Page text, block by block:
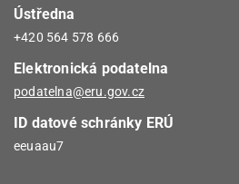
Ústředna
+420 564 578 666
Elektronická podatelna
podatelna@eru.gov.cz
ID datové schránky ERÚ
eeuaau7